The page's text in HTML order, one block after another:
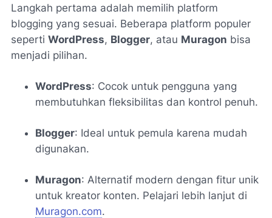
Langkah pertama adalah memilih platform
blogging yang sesuai. Beberapa platform populer
seperti WordPress, Blogger, atau Muragon bisa
menjadi pilihan.
WordPress: Cocok untuk pengguna yang
membutuhkan fleksibilitas dan kontrol penuh.
Blogger: Ideal untuk pemula karena mudah
digunakan.
Muragon: Alternatif modern dengan fitur unik
untuk kreator konten. Pelajari lebih lanjut di
Muragon.com.